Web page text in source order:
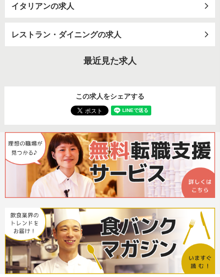
イタリアンの求人
レストラン・ダイニングの求人
最近見た求人
この求人をシェアする